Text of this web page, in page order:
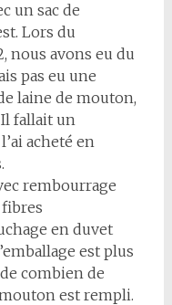
un sac de
Lors du
nous avons eu du
pas eu une
laine de mouton,
fallait un
acheté en
rembourrage
en duvet
est plus
combien de
est rempli.